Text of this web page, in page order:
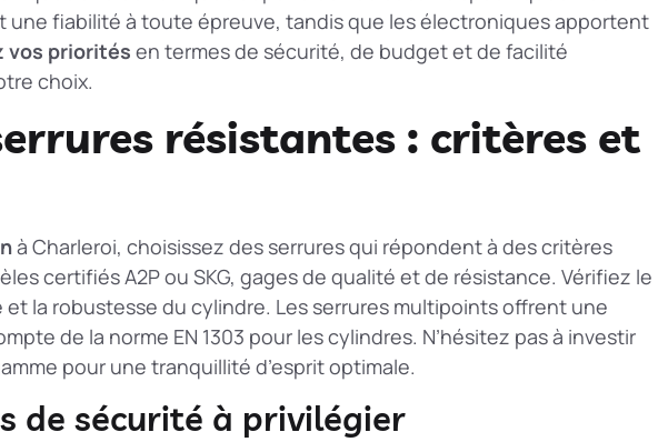
une fiabilité à toute épreuve, tandis que les électroniques apportent
vos priorités en termes de sécurité, de budget et de facilité
choix.
résistantes : critères et
à Charleroi, choisissez des serrures qui répondent à des critères
certifiés A2P ou SKG, gages de qualité et de résistance. Vérifiez le
et la robustesse du cylindre. Les serrures multipoints offrent une
de la norme EN 1303 pour les cylindres. N’hésitez pas à investir
pour une tranquillité d’esprit optimale.
de sécurité à privilégier